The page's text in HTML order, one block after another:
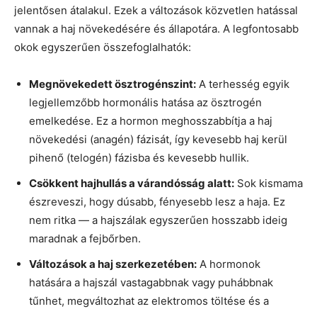
jelentősen átalakul. Ezek a változások közvetlen hatással
vannak a haj növekedésére és állapotára. A legfontosabb
okok egyszerűen összefoglalhatók:
Megnövekedett ösztrogénszint: A terhesség egyik
legjellemzőbb hormonális hatása az ösztrogén
emelkedése. Ez a hormon meghosszabbítja a haj
növekedési (anagén) fázisát, így kevesebb haj kerül
pihenő (telogén) fázisba és kevesebb hullik.
Csökkent hajhullás a várandósság alatt: Sok kismama
észreveszi, hogy dúsabb, fényesebb lesz a haja. Ez
nem ritka — a hajszálak egyszerűen hosszabb ideig
maradnak a fejbőrben.
Változások a haj szerkezetében: A hormonok
hatására a hajszál vastagabbnak vagy puhábbnak
tűnhet, megváltozhat az elektromos töltése és a